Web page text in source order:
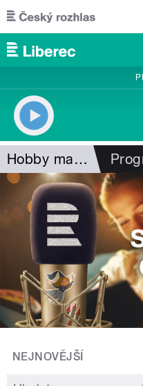
Přejít k hlavnímu obsahu
Hobby magazín
NEJNOVĚJŠÍ